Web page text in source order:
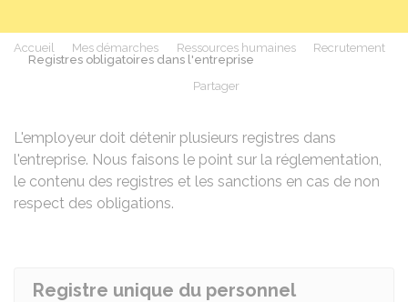
Accueil Mes démarches Ressources humaines
Recrutement
Registres obligatoires dans l'entreprise
Partager
L'employeur doit détenir plusieurs registres dans
l'entreprise. Nous faisons le point sur la réglementation,
le contenu des registres et les sanctions en cas de non
respect des obligations.
Registre unique du personnel